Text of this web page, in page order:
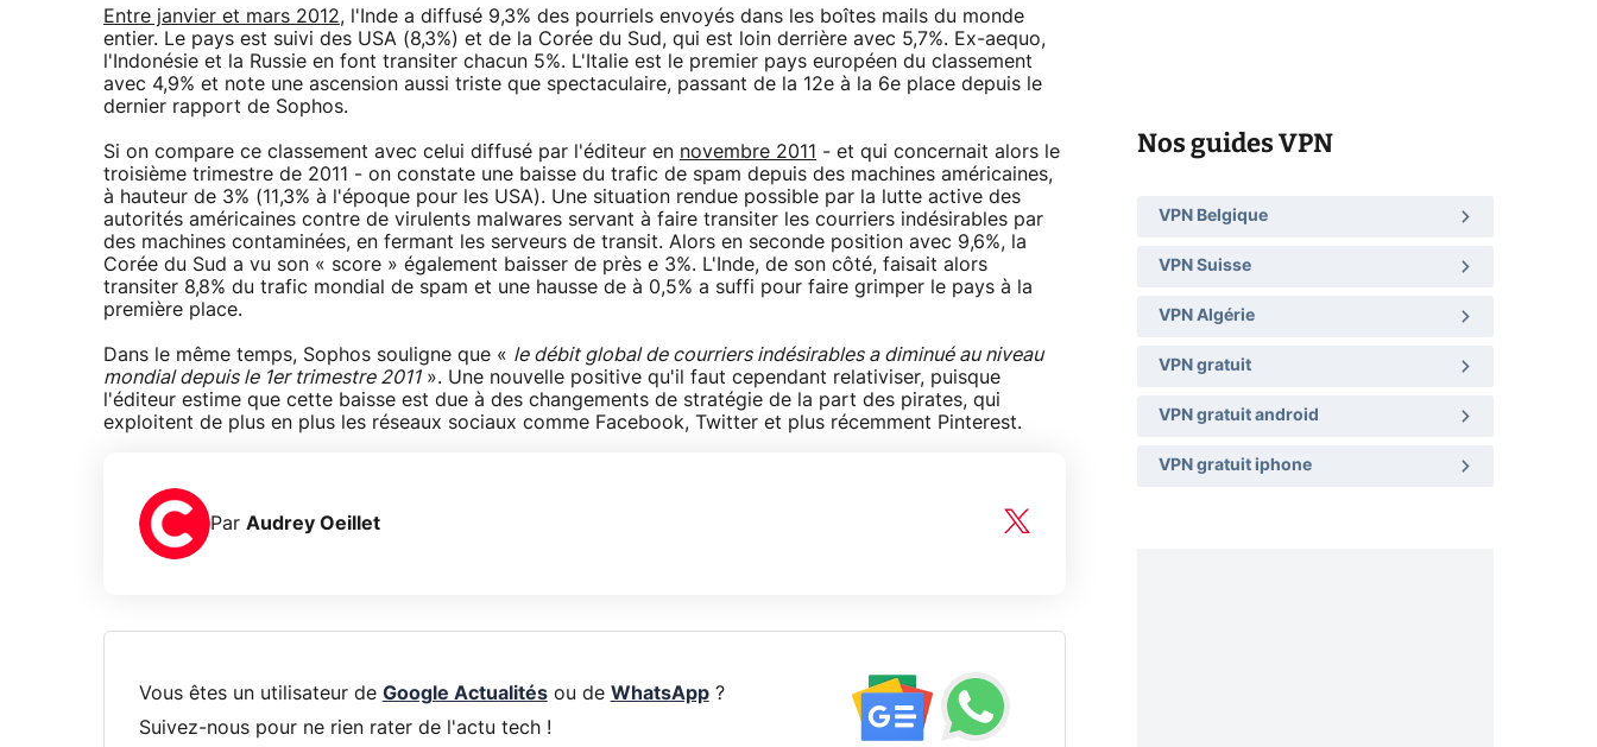
Entre janvier et mars 2012, l'Inde a diffusé 9,3% des pourriels envoyés dans les boîtes mails du monde
entier. Le pays est suivi des USA (8,3%) et de la Corée du Sud, qui est loin derrière avec 5,7%. Ex-aequo,
l'Indonésie et la Russie en font transiter chacun 5%. L'Italie est le premier pays européen du classement
avec 4,9% et note une ascension aussi triste que spectaculaire, passant de la 12e à la 6e place depuis le
dernier rapport de Sophos.
Si on compare ce classement avec celui diffusé par l'éditeur en novembre 2011 - et qui concernait alors le
troisième trimestre de 2011 - on constate une baisse du trafic de spam depuis des machines américaines,
à hauteur de 3% (11,3% à l'époque pour les USA). Une situation rendue possible par la lutte active des
autorités américaines contre de virulents malwares servant à faire transiter les courriers indésirables par
des machines contaminées, en fermant les serveurs de transit. Alors en seconde position avec 9,6%, la
Corée du Sud a vu son « score » également baisser de près e 3%. L'Inde, de son côté, faisait alors
transiter 8,8% du trafic mondial de spam et une hausse de à 0,5% a suffi pour faire grimper le pays à la
première place.
Dans le même temps, Sophos souligne que « le débit global de courriers indésirables a diminué au niveau
mondial depuis le 1er trimestre 2011». Une nouvelle positive qu'il faut cependant relativiser, puisque
l'éditeur estime que cette baisse est due à des changements de stratégie de la part des pirates, qui
exploitent de plus en plus les réseaux sociaux comme Facebook, Twitter et plus récemment Pinterest.
Par Audrey Oeillet
Vous êtes un utilisateur de Google Actualitésou de WhatsApp?
Suivez-nous pour ne rien rater de l'actu tech !
Nos guides VPN
VPN Belgique
VPN Suisse
VPN Algérie
VPN gratuit
VPN gratuit android
VPN gratuit iphone